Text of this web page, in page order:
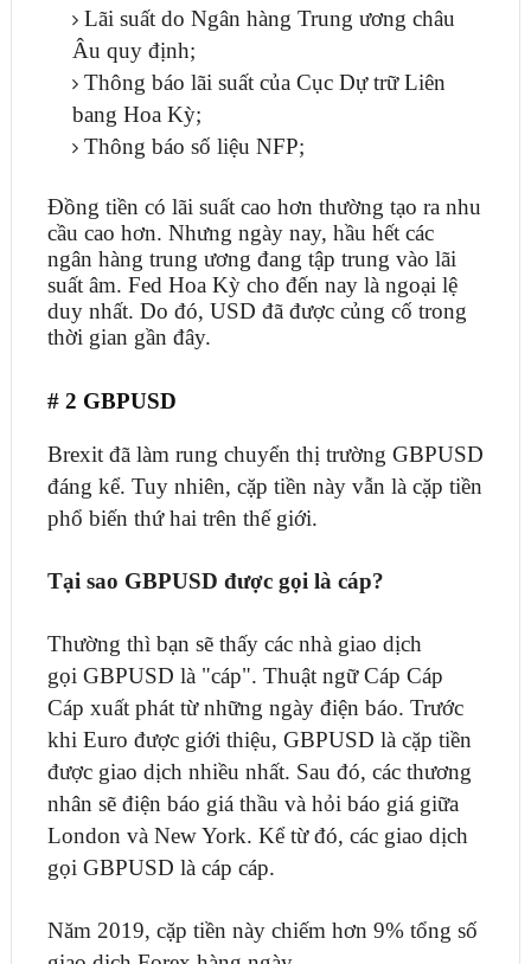
Lãi suất do Ngân hàng Trung ương châu
Âu quy định;
Thông báo lãi suất của Cục Dự trữ Liên
bang Hoa Kỳ;
Thông báo số liệu NFP;
Đồng tiền có lãi suất cao hơn thường tạo ra nhu
cầu cao hơn. Nhưng ngày nay, hầu hết các
ngân hàng trung ương đang tập trung vào lãi
suất âm. Fed Hoa Kỳ cho đến nay là ngoại lệ
duy nhất. Do đó, USD đã được củng cố trong
thời gian gần đây.
# 2 GBPUSD
Brexit đã làm rung chuyển thị trường GBPUSD
đáng kể. Tuy nhiên, cặp tiền này vẫn là cặp tiền
phổ biến thứ hai trên thế giới.
Tại sao GBPUSD được gọi là cáp?
Thường thì bạn sẽ thấy các nhà giao dịch
gọi GBPUSD là "cáp". Thuật ngữ Cáp Cáp
Cáp xuất phát từ những ngày điện báo. Trước
khi Euro được giới thiệu, GBPUSD là cặp tiền
được giao dịch nhiều nhất. Sau đó, các thương
nhân sẽ điện báo giá thầu và hỏi báo giá giữa
London và New York. Kể từ đó, các giao dịch
gọi GBPUSD là cáp cáp.
Năm 2019, cặp tiền này chiếm hơn 9% tổng số